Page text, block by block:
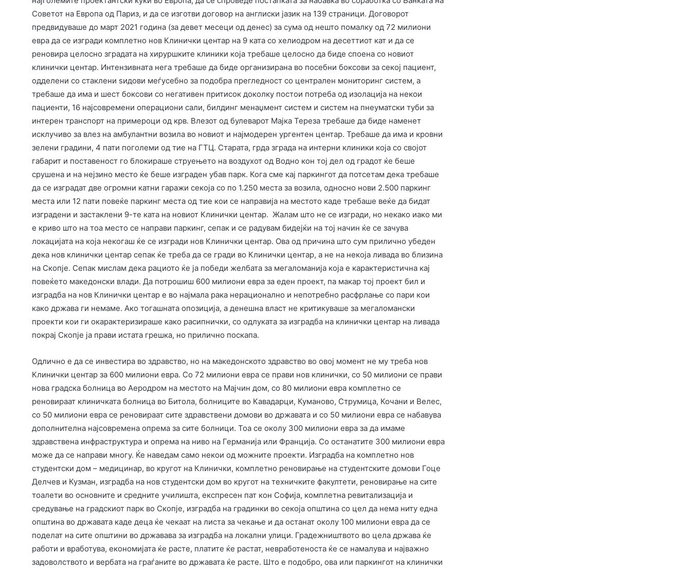
Советот на Европа од Париз, и да се изготви договор на англиски јазик на 139 страници. Договорот
предвидуваше до март 2021 година (за девет месеци од денес) за сума од нешто помалку од 72 милиони
евра да се изгради комплетно нов Клинички центар на 9 ката со хелиодром на десеттиот кат и да се
реновира целосно зградата на хируршките клиники која требаше целосно да биде споена со новиот
клинички центар. Интензивната нега требаше да биде организирана во посебни боксови за секој пациент,
одделени со стаклени ѕидови меѓусебно за подобра прегледност со централен мониторинг систем, а
требаше да има и шест боксови со негативен притисок доколку постои потреба од изолација на некои
пациенти, 16 најсовремени операциони сали, билдинг менаџмент систем и систем на пнеуматски туби за
интерен транспорт на примероци од крв. Влезот од булеварот Мајка Тереза требаше да биде наменет
исклучиво за влез на амбулантни возила во новиот и најмодерен ургентен центар. Требаше да има и кровни
зелени градини, 4 пати поголеми од тие на ГТЦ. Старата, грда зграда на интерни клиники која со својот
габарит и поставеност го блокираше струењето на воздухот од Водно кон тој дел од градот ќе беше
срушена и на нејзино место ќе беше изграден убав парк. Кога сме кај паркингот да потсетам дека требаше
да се изградат две огромни катни гаражи секоја со по 1.250 места за возила, односно нови 2.500 паркинг
места или 12 пати повеќе паркинг места од тие кои се направија на местото каде требаше веќе да бидат
изградени и застаклени 9-те ката на новиот Клинички центар. Жалам што не се изгради, но некако иако ми
е криво што на тоа место се направи паркинг, сепак и се радувам бидејќи на тој начин ќе се зачува
локацијата на која некогаш ќе се изгради нов Клинички центар. Ова од причина што сум прилично убеден
дека нов клинички центар сепак ќе треба да се гради во Клинички центар, а не на некоја ливада во близина
на Скопје. Сепак мислам дека рациото ќе ја победи желбата за мегаломанија која е карактеристична кај
повеќето македонски влади. Да потрошиш 600 милиони евра за еден проект, па макар тој проект бил и
изградба на нов Клинички центар е во најмала рака нерационално и непотребно расфрлање со пари кои
како држава ги немаме. Ако тогашната опозиција, а денешна власт не критикуваше за мегаломански
проекти кои ги окарактеризираше како расипнички, со одлуката за изградба на клинички центар на ливада
покрај Скопје ја прави истата грешка, но прилично поскапа.
Одлично е да се инвестира во здравство, но на македонското здравство во овој момент не му треба нов
Клинички центар за 600 милиони евра. Со 72 милиони евра се прави нов клинички, со 50 милиони се прави
нова градска болница во Аеродром на местото на Мајчин дом, со 80 милиони евра комплетно се
реновираат клиничката болница во Битола, болниците во Кавадарци, Куманово, Струмица, Кочани и Велес,
со 50 милиони евра се реновираат сите здравствени домови во државата и со 50 милиони евра се набавува
дополнителна најсовремена опрема за сите болници. Тоа се околу 300 милиони евра за да имаме
здравствена инфраструктура и опрема на ниво на Германија или Франција. Со останатите 300 милиони евра
може да се направи многу. Ќе наведам само некои од можните проекти. Изградба на комплетно нов
студентски дом – медицинар, во кругот на Клинички, комплетно реновирање на студентските домови Гоце
Делчев и Кузман, изградба на нов студентски дом во кругот на техничките факултети, реновирање на сите
тоалети во основните и средните училишта, експресен пат кон Софија, комплетна ревитализација и
средување на градскиот парк во Скопје, изградба на градинки во секоја општина со цел да нема ниту една
општина во државата каде деца ќе чекаат на листа за чекање и да останат околу 100 милиони евра да се
поделат на сите општини во државава за изградба на локални улици. Градежништвото во цела држава ќе
работи и вработува, економијата ќе расте, платите ќе растат, невработеноста ќе се намалува и најважно
задоволството и вербата на граѓаните во државата ќе расте. Што е подобро, ова или паркингот на клинички